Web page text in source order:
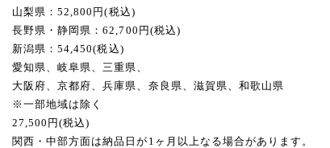
山梨県：52,800円(税込)
長野県・静岡県：62,700円(税込)
新潟県：54,450(税込)
愛知県、岐阜県、三重県、
大阪府、京都府、兵庫県、奈良県、滋賀県、和歌山県
※一部地域は除く
27,500円(税込)
関西・中部方面は納品日が1ヶ月以上なる場合があります。